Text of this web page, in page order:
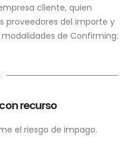
cliente, quien
proveedores del importe y
de Confirming:
recurso
el riesgo de impago.